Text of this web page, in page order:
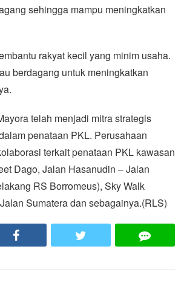
sehingga mampu meningkatkan
rakyat kecil yang minim usaha.
berdagang untuk meningkatkan
telah menjadi mitra strategis
penataan PKL. Perusahaan
terkait penataan PKL kawasan
Dago, Jalan Hasanudin – Jalan
RS Borromeus), Sky Walk
Sumatera dan sebagainya.(RLS)